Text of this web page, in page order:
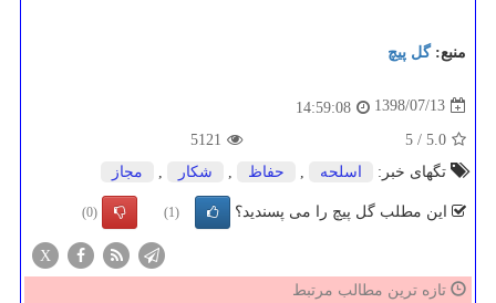
منبع:گل پیچ
1398/07/13
14:59:08
5.0
/
5
5121
تگهای خبر:
اسلحه حفاظ شكار مجاز
این مطلب گل پیچ را می پسندید؟ (1)
(0)
X
تازه ترین مطالب مرتبط